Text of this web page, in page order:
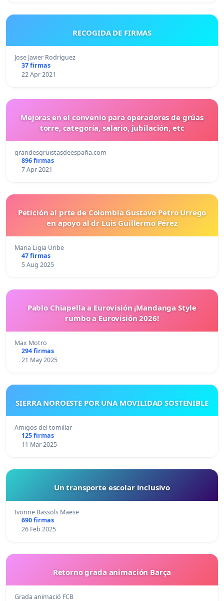
RECOGIDA DE FIRMAS
Jose Javier Rodríguez
37 firmas
22 Apr 2021
Mejoras en el convenio para operadores de grúas
torre, categoría, salario, jubilación, etc
grandesgruistasdeespaña.com
896 firmas
7 Apr 2021
Petición al prte de Colombia Gustavo Petro Urrego
en apoyo al dr Luis Guillermo Pérez
Maria Ligia Uribe
47 firmas
5 Aug 2025
Pablo Chiapella a Eurovisión ¡Mandanga Style
rumbo a Eurovisión 2026!
Max Motro
294 firmas
21 May 2025
SIERRA NOROESTE POR UNA MOVILIDAD SOSTENIBLE
Amigos del tomillar
125 firmas
11 Mar 2025
Un transporte escolar inclusivo
Ivonne Bassols Maese
690 firmas
26 Feb 2025
Retorno grada animación Barça
Grada animació FCB